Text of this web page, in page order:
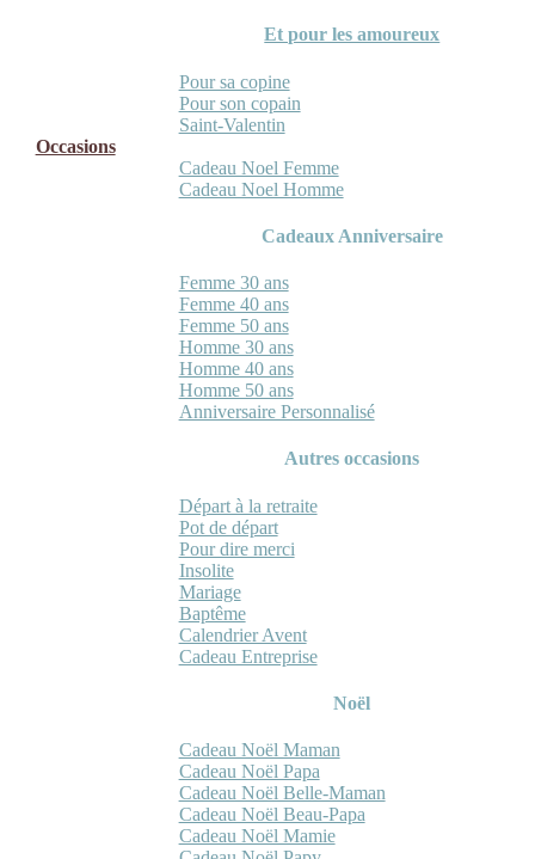
Et pour les amoureux
Pour sa copine
Pour son copain
Saint-Valentin
Occasions
Cadeau Noel Femme
Cadeau Noel Homme
Cadeaux Anniversaire
Femme 30 ans
Femme 40 ans
Femme 50 ans
Homme 30 ans
Homme 40 ans
Homme 50 ans
Anniversaire Personnalisé
Autres occasions
Départ à la retraite
Pot de départ
Pour dire merci
Insolite
Mariage
Baptême
Calendrier Avent
Cadeau Entreprise
Noël
Cadeau Noël Maman
Cadeau Noël Papa
Cadeau Noël Belle-Maman
Cadeau Noël Beau-Papa
Cadeau Noël Mamie